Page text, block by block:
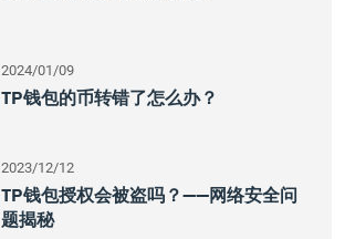
2024/01/09
TP钱包的币转错了怎么办？
2023/12/12
TP钱包授权会被盗吗？——网络安全问
题揭秘